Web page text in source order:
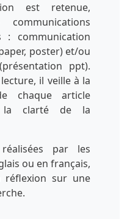
est retenue,
: communication
poster) et/ou
ppt).
il veille à la
chaque article
la clarté de la
par les
ou en français,
réflexion sur une